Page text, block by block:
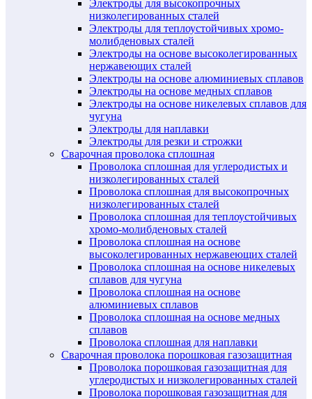
Электроды для высокопрочных
низколегированных сталей
Электроды для теплоустойчивых хромо-
молибденовых сталей
Электроды на основе высоколегированных
нержавеющих сталей
Электроды на основе алюминиевых сплавов
Электроды на основе медных сплавов
Электроды на основе никелевых сплавов для
чугуна
Электроды для наплавки
Электроды для резки и строжки
Сварочная проволока сплошная
Проволока сплошная для углеродистых и
низколегированных сталей
Проволока сплошная для высокопрочных
низколегированных сталей
Проволока сплошная для теплоустойчивых
хромо-молибденовых сталей
Проволока сплошная на основе
высоколегированных нержавеющих сталей
Проволока сплошная на основе никелевых
сплавов для чугуна
Проволока сплошная на основе
алюминиевых сплавов
Проволока сплошная на основе медных
сплавов
Проволока сплошная для наплавки
Сварочная проволока порошковая газозащитная
Проволока порошковая газозащитная для
углеродистых и низколегированных сталей
Проволока порошковая газозащитная для